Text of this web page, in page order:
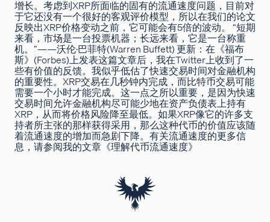
增长。考虑到XRP所面临的固有的流通速度问题 ，目前对
于它还没有一个很好的客观评价模型，所以在我们的论文
反映出XRP价格变动之前，它可能会有5倍的波动。 “短期
来看，市场是一台投票机器；长远来看，它是一台称重
机。”——沃伦·巴菲特(Warren Buffett) 更新：在 《福布
斯》(Forbes)上发表这篇文章后，我在Twitter上收到了一
些有价值的反馈。我似乎低估了快速交易时间对金融机构
的重要性。XRP交易在几秒钟内完成，而比特币交易可能
需要一个小时才能完成。这一点之所以重要，是因为快速
交易时间允许金融机构尽可能少地在资产负债表上持有
XRP，从而将价格风险降至最低。如果XRP像它的许多支
持者所主张的那样获得采用，那么这种代币的价值应该随
着流通速度的增加而急剧下降。有关流通速度的更多信
息，请参阅我的文章 《理解代币流通速度》